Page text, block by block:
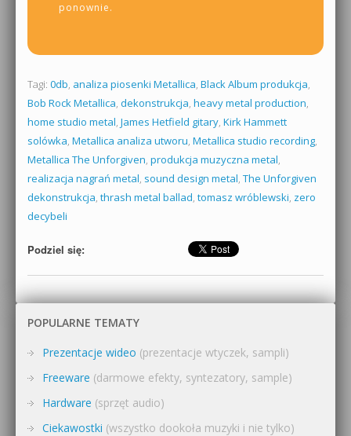
ponownie.
Tagi: 0db, analiza piosenki Metallica, Black Album produkcja,
Bob Rock Metallica, dekonstrukcja, heavy metal production,
home studio metal, James Hetfield gitary, Kirk Hammett
solówka, Metallica analiza utworu, Metallica studio recording,
Metallica The Unforgiven, produkcja muzyczna metal,
realizacja nagrań metal, sound design metal, The Unforgiven
dekonstrukcja, thrash metal ballad, tomasz wróblewski, zero
decybeli
Podziel się:
POPULARNE TEMATY
Prezentacje wideo (prezentacje wtyczek, sampli)
Freeware (darmowe efekty, syntezatory, sample)
Hardware (sprzęt audio)
Ciekawostki (wszystko dookoła muzyki i nie tylko)